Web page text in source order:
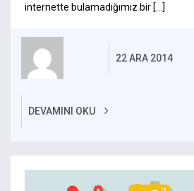
internette bulamadığımız bir […]
22 ARA 2014
DEVAMINI OKU